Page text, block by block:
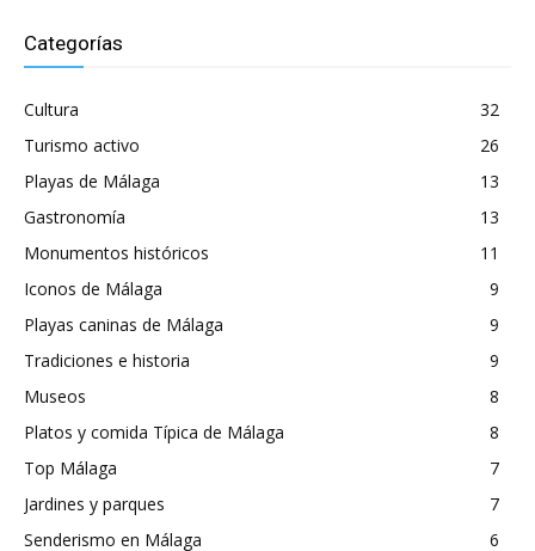
Categorías
Cultura
32
Turismo activo
26
Playas de Málaga
13
Gastronomía
13
Monumentos históricos
11
Iconos de Málaga
9
Playas caninas de Málaga
9
Tradiciones e historia
9
Museos
8
Platos y comida Típica de Málaga
8
Top Málaga
7
Jardines y parques
7
Senderismo en Málaga
6